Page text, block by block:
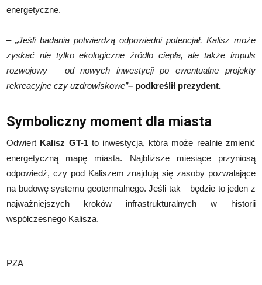
energetyczne.
– „Jeśli badania potwierdzą odpowiedni potencjał, Kalisz może
zyskać nie tylko ekologiczne źródło ciepła, ale także impuls
rozwojowy – od nowych inwestycji po ewentualne projekty
rekreacyjne czy uzdrowiskowe”– podkreślił prezydent.
Symboliczny moment dla miasta
Odwiert Kalisz GT-1to inwestycja, która może realnie zmienić
energetyczną mapę miasta. Najbliższe miesiące przyniosą
odpowiedź, czy pod Kaliszem znajdują się zasoby pozwalające
na budowę systemu geotermalnego. Jeśli tak – będzie to jeden z
najważniejszych kroków infrastrukturalnych w historii
współczesnego Kalisza.
PZA